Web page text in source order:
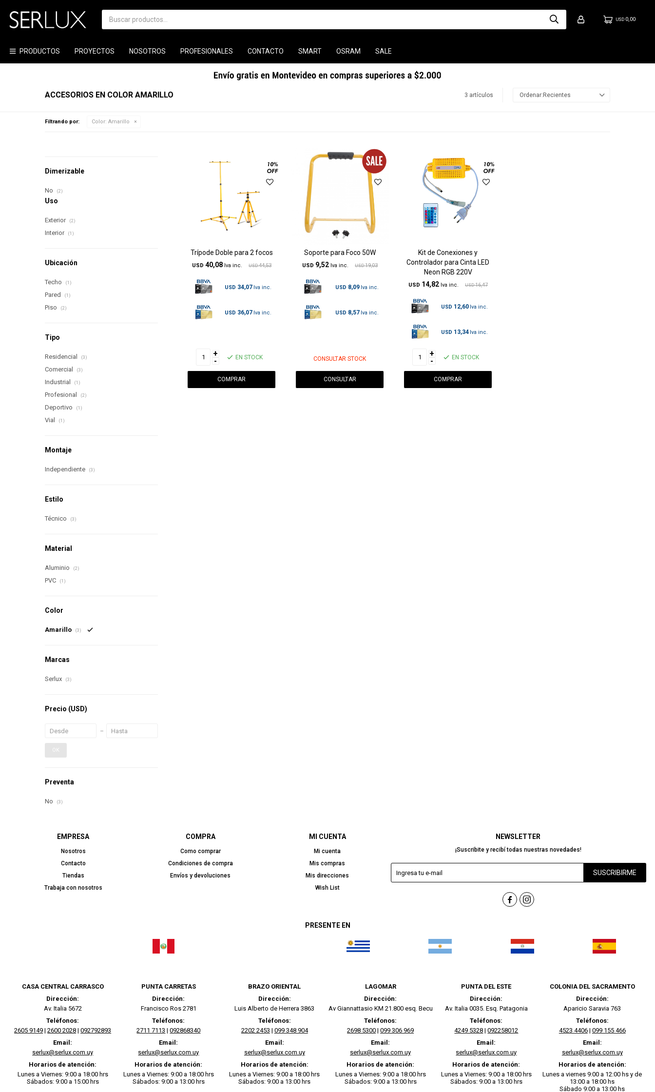
PRODUCTOS PROYECTOS NOSOTROS PROFESIONALES CONTACTO SMART OSRAM SALE
USD 0,00
ACCESORIOS EN COLOR AMARILLO 3 artículos Recientes
Filtrando por: Color: Amarillo
Trípode Doble para 2 focos
USD 40,08 USD 44,53
USD 34,07
USD 36,07
+
- EN STOCK
Soporte para Foco 50W
USD 9,52 USD 19,03
USD 8,09
USD 8,57
CONSULTAR STOCK
CONSULTAR
Kit de Conexiones y
Controlador para Cinta LED
Neon RGB 220V
USD 14,82 USD 16,47
USD 12,60
USD 13,34
+
- EN STOCK
Uso
Exterior (2)
Interior (1)
Ubicación
Techo (1)
Pared (1)
Piso (2)
Tipo
Residencial (3)
Comercial (3)
Industrial (1)
Profesional (2)
Deportivo (1)
Vial (1)
Montaje
Independiente (3)
Estilo
Técnico (3)
Material
Aluminio (2)
PVC (1)
Color
Amarillo (3)
Marcas
Serlux (3)
Precio (USD)
OK
Preventa
No (3)
Dimerizable
No (2)
PRESENTE EN
EMPRESA
Nosotros
Contacto
Tiendas
Trabaja con nosotros
COMPRA
Como comprar
Condiciones de compra
Envíos y devoluciones
MI CUENTA
Mi cuenta
Mis compras
Mis direcciones
Wish List
NEWSLETTER
¡Suscribite y recibí todas nuestras novedades!
SUSCRIBIRME
 
CASA CENTRAL CARRASCO
Dirección:
Av. Italia 5672
Teléfonos:
2605 9149 |2600 2028 |092792893
Email:
serlux@serlux.com.uy
Horarios de atención:
Lunes a Viernes: 9:00 a 18:00 hrs
Sábados: 9:00 a 15:00 hrs
PUNTA CARRETAS
Dirección:
Francisco Ros 2781
Teléfonos:
2711 7113 |092868340
Email:
serlux@serlux.com.uy
Horarios de atención:
Lunes a Viernes: 9:00 a 18:00 hrs
Sábados: 9:00 a 13:00 hrs
BRAZO ORIENTAL
Dirección:
Luis Alberto de Herrera 3863
Teléfonos:
2202 2453 | 099 348 904
Email:
serlux@serlux.com.uy
Horarios de atención:
Lunes a Viernes: 9:00 a 18:00 hrs
Sábados: 9:00 a 13:00 hrs
LAGOMAR
Dirección:
Av Giannattasio KM 21.800 esq. Becu
Teléfonos:
2698 5300 |099 306 969
Email:
serlux@serlux.com.uy
Horarios de atención:
Lunes a Viernes: 9:00 a 18:00 hrs
Sábados: 9:00 a 13:00 hrs
PUNTA DEL ESTE
Dirección:
Av. Italia 0035. Esq. Patagonia
Teléfonos:
4249 5328 |092258012
Email:
serlux@serlux.com.uy
Horarios de atención:
Lunes a Viernes: 9:00 a 18:00 hrs
Sábados: 9:00 a 13:00 hrs
COLONIA DEL SACRAMENTO
Dirección:
Aparicio Saravia 763
Teléfonos:
4523 4406| 099 155 466
Email:
serlux@serlux.com.uy
Horarios de atención:
Lunes a viernes 9:00 a 12:00 hs y de
13:00 a 18:00 hs
Sábado 9:00 a 13:00 hs